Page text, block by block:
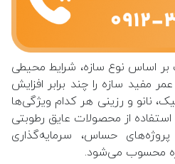
اساس نوع سازه، شرایط محیطی
مفید سازه را چند برابر افزایش
نانو و رزینی هر کدام ویژگی‌ها
از محصولات عایق رطوبتی
حساس، سرمایه‌گذاری
محسوب می‌شود.